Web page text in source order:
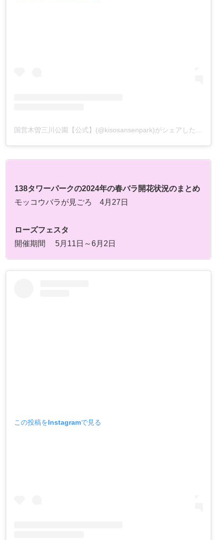
138タワーパークの2024年の春バラ開花状況のまとめ
モッコウバラが見ごろ 4月27日
ローズフェスタ
開催期間 5月11日～6月2日
この投稿をInstagramで見る